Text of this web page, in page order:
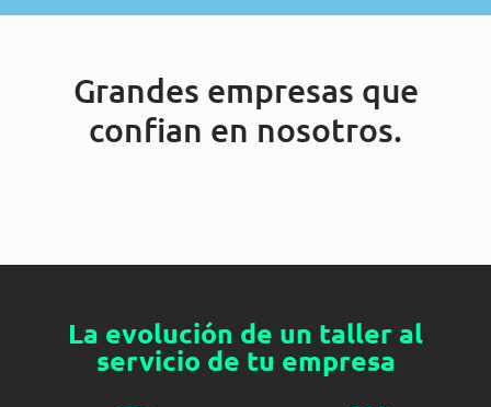
Grandes empresas que
confian en nosotros.
La evolución de un taller al
servicio de tu empresa